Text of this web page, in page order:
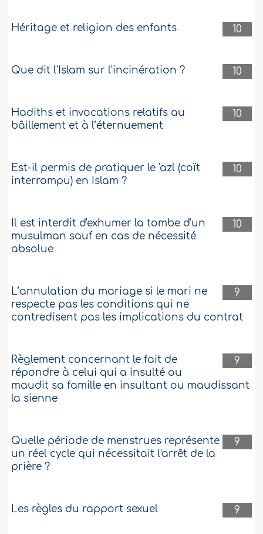
10
Héritage et religion des enfants
10
Que dit l'Islam sur l'incinération ?
10
Hadiths et invocations relatifs au
bâillement et à l’éternuement
10
Est-il permis de pratiquer le 'azl (coït
interrompu) en Islam ?
10
Il est interdit d'exhumer la tombe d'un
musulman sauf en cas de nécessité
absolue
9
L’annulation du mariage si le mari ne
respecte pas les conditions qui ne
contredisent pas les implications du contrat
9
Règlement concernant le fait de
répondre à celui qui a insulté ou
maudit sa famille en insultant ou maudissant
la sienne
9
Quelle période de menstrues représente
un réel cycle qui nécessitait l'arrêt de la
prière ?
9
Les règles du rapport sexuel